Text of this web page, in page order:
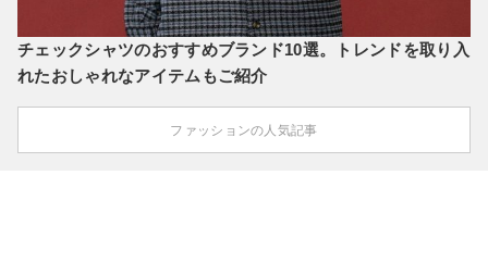
チェックシャツのおすすめブランド10選。トレンドを取り入
れたおしゃれなアイテムもご紹介
ファッションの人気記事